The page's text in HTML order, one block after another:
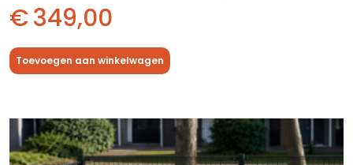
€349,00
Toevoegen aan winkelwagen